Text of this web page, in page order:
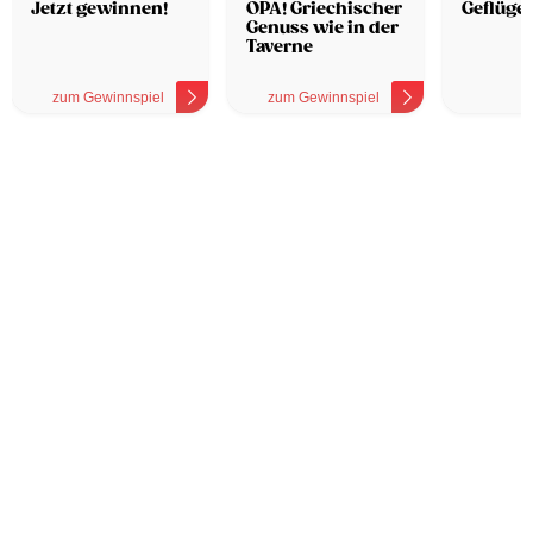
Jetzt gewinnen!
zum Gewinnspiel
OPA! Griechischer
Genuss wie in der
Taverne
zum Gewinnspiel